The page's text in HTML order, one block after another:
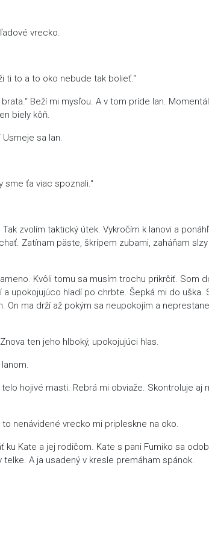
vrecko.
ti to a to oko nebude tak bolieť.“
Beží mi mysľou. A v tom príde Ian.
biely kôň.
sa Ian.
sme ťa viac spoznali.“
zvolím taktický útek. Vykročím k Ianovi a
Zatínam päste, škrípem zubami, zaháňam slzy
Kvôli tomu sa musím trochu prikrčiť. Som
upokojujúco hladí po chrbte. Šepká mi do uška.
On ma drží až pokým sa neupokojím a
ten jeho hlboký, upokojujúci hlas.
hojivé masti. Rebrá mi obviaže. Skontroluje aj
nenávidené vrecko mi pripleskne na oko.
Kate a jej rodičom. Kate s pani Fumiko sa
A ja usadený v kresle premáham spánok.